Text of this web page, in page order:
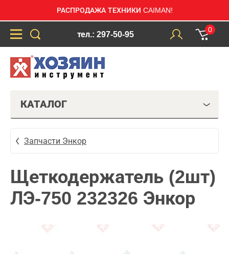
РАСПРОДАЖА ТЕХНИКИ CAIMAN!
тел.: 297-50-95
0
КАТАЛОГ
Запчасти Энкор
Щеткодержатель (2шт)
ЛЭ-750 232326 Энкор